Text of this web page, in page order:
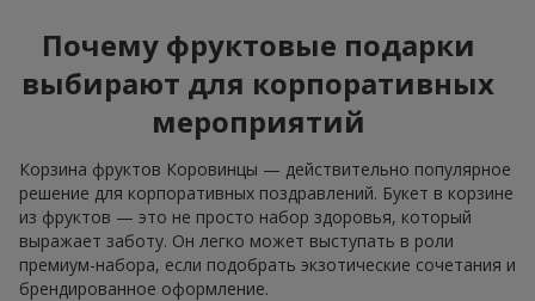
Почему фруктовые подарки
выбирают для корпоративных
мероприятий
Корзина фруктов Коровинцы — действительно популярное
решение для корпоративных поздравлений. Букет в корзине
из фруктов — это не просто набор здоровья, который
выражает заботу. Он легко может выступать в роли
премиум-набора, если подобрать экзотические сочетания и
брендированное оформление.